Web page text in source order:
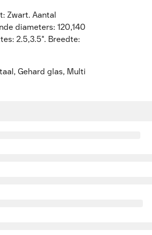
Zwart. Aantal
diameters: 120,140
2.5,3.5". Breedte:
Gehard glas, Multi